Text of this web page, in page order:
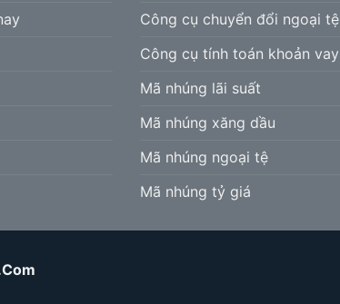
Công cụ chuyển đổi ngoại tệ
Công cụ tính toán khoản vay
Mã nhúng lãi suất
Mã nhúng xăng dầu
Mã nhúng ngoại tệ
Mã nhúng tỷ giá